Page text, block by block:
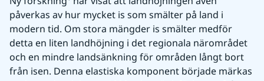
påverkas av hur mycket is som smälter på land i
modern tid. Om stora mängder is smälter medför
detta en liten landhöjning i det regionala närområdet
och en mindre landsänkning för områden långt bort
från isen. Denna elastiska komponent började märkas